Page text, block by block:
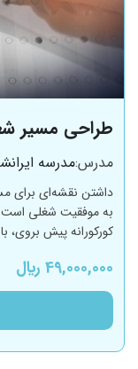
طراحی مسیر
مدرس:مدرسه
داشتن نقشه‌ای برای
به موفقیت شغلی است.
کورکورانه پیش بروی،
49,000,000 ﷼